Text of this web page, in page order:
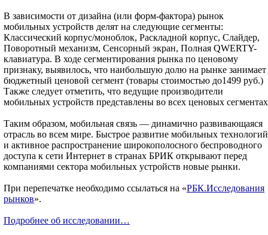
В зависимости от дизайна (или форм-фактора) рынок
мобильных устройств делят на следующие сегменты:
Классический корпус/моноблок, Раскладной корпус, Слайдер,
Поворотный механизм, Сенсорный экран, Полная QWERTY-
клавиатура. В ходе сегментирования рынка по ценовому
признаку, выявилось, что наибольшую долю на рынке занимает
бюджетный ценовой сегмент (товары стоимостью до1499 руб.)
Также следует отметить, что ведущие производители
мобильных устройств представлены во всех ценовых
Таким образом, мобильная связь — динамично развивающаяся
отрасль во всем мире. Быстрое развитие мобильных технологий
и активное распространение широкополосного беспроводного
доступа к сети Интернет в странах БРИК открывают перед
компаниями сектора мобильных устройств новые рынки.
При перепечатке необходимо ссылаться на «РБК.Исследования
рынков».
Подробнее об исследовании…